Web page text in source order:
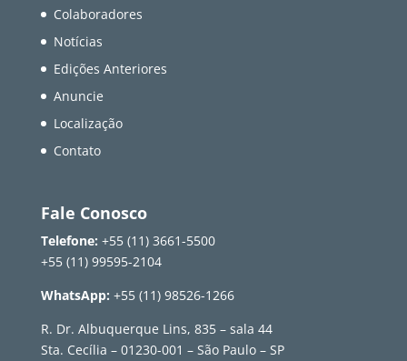
Colaboradores
Notícias
Edições Anteriores
Anuncie
Localização
Contato
Fale Conosco
Telefone: +55 (11) 3661-5500
+55 (11) 99595-2104
WhatsApp: +55 (11) 98526-1266
R. Dr. Albuquerque Lins, 835 – sala 44
Sta. Cecília – 01230-001 – São Paulo – SP